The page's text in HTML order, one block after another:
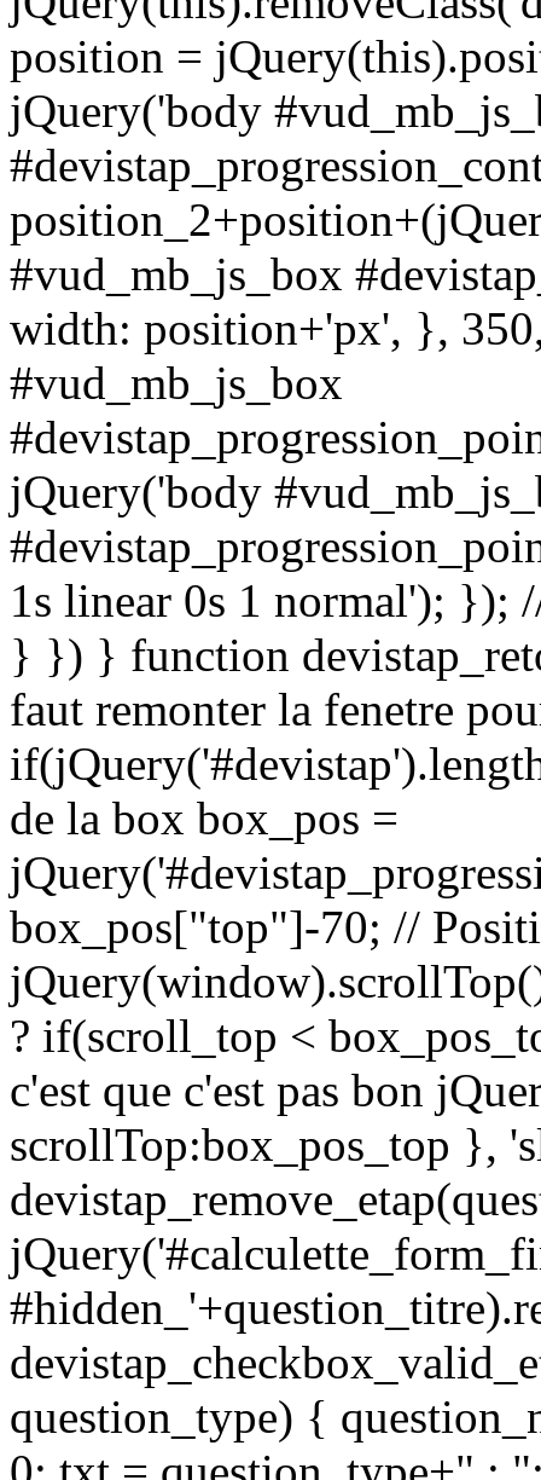
position =
jQuery('body
#vud_mb_js_box
width: position+'px', },
#vud_mb_js_box
jQuery('body
1s linear 0s 1 normal'); });
} }) } function
faut remonter la fenetre
de la box box_pos =
box_pos["top"]-70; //
? if(scroll_top <
c'est que c'est pas bon
scrollTop:box_pos_top },
question_type) {